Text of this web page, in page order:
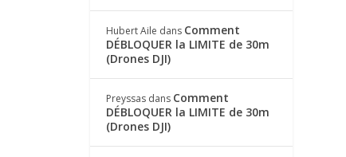
Hubert Aile dans Comment
DÉBLOQUER la LIMITE de 30m
(Drones DJI)
Preyssasdans Comment
DÉBLOQUER la LIMITE de 30m
(Drones DJI)